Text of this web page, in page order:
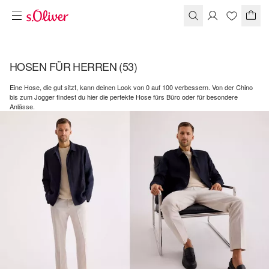
HOSEN FÜR HERREN(53)
Eine Hose, die gut sitzt, kann deinen Look von 0 auf 100 verbessern. Von der Chino
bis zum Jogger findest du hier die perfekte Hose fürs Büro oder für besondere
Anlässe.